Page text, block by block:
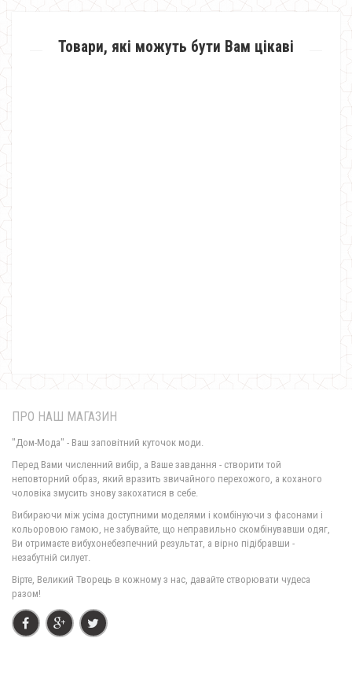
Товари, які можуть бути Вам цікаві
1000.00грн.
ПРО НАШ МАГАЗИН
"Дом-Мода" - Ваш заповітний куточок моди.
Перед Вами численний вибір, а Ваше завдання - створити той
неповторний образ, який вразить звичайного перехожого, а коханого
чоловіка змусить знову закохатися в себе.
Вибираючи між усіма доступними моделями і комбінуючи з фасонами і
кольоровою гамою, не забувайте, що неправильно скомбінувавши одяг,
Ви отримаєте вибухонебезпечний результат, а вірно підібравши -
незабутній силует.
Вірте, Великий Творець в кожному з нас, давайте створювати чудеса
разом!